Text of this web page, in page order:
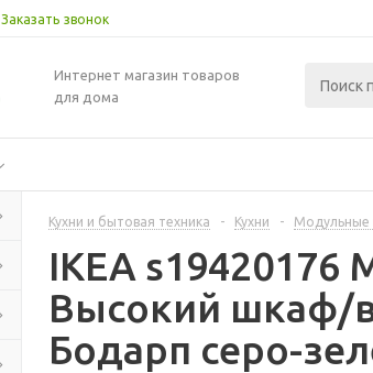
Заказать звонок
Интернет магазин товаров
для дома
Кухни и бытовая техника - Кухни - Модульные
IKEA
Высокий шкаф/
Бодарп серо-